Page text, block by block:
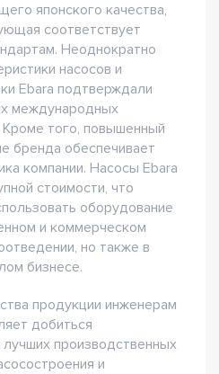
японского качества,
соответствует
Неоднократно
насосов и
Ebara подтверждали
международных
того, повышенный
бренда обеспечивает
компании. Насосы Ebara
стоимости, что
оборудование
и коммерческом
но также в
бизнесе.
продукции инженерам
добиться
производственных
и